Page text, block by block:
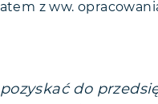
z ww.
do